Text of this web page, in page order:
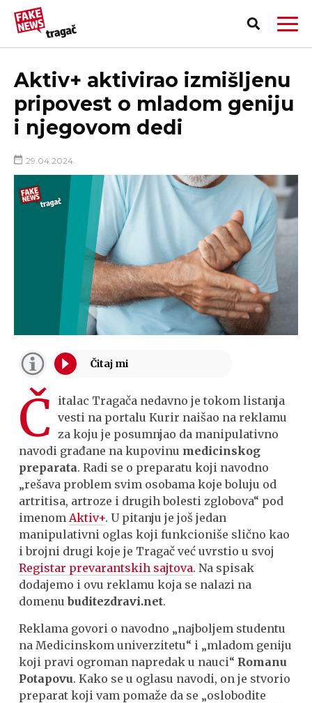
PRIJAVI LAŽNU VEST!
Aktiv+ aktivirao izmišljenu
pripovest o mladom geniju
i njegovom dedi
29.04.2024.
Č
italac Tragača nedavno je tokom listanja
vesti na portalu Kurir naišao na reklamu
za koju je posumnjao da manipulativno
navodi građane na kupovinu medicinskog
preparata. Radi se o preparatu koji navodno
„rešava problem svim osobama koje boluju od
artritisa, artroze i drugih bolesti zglobova“ pod
imenomAktiv+. U pitanju je još jedan
manipulativni oglas koji funkcioniše slično kao
i brojni drugi koje je Tragač već uvrstio u svoj
Registar prevarantskih sajtova. Na spisak
dodajemo i ovu reklamu koja se nalazi na
domenubuditezdravi.net.
Reklama govori o navodno „naјboljem studentu
na Medicinskom univerzitetu“ i „mladom geniјu
koјi pravi ogroman napredak u nauci“ Romanu
Potapovu. Kako se u oglasu navodi, on je stvorio
preparat koji vam pomaže da se „oslobodite